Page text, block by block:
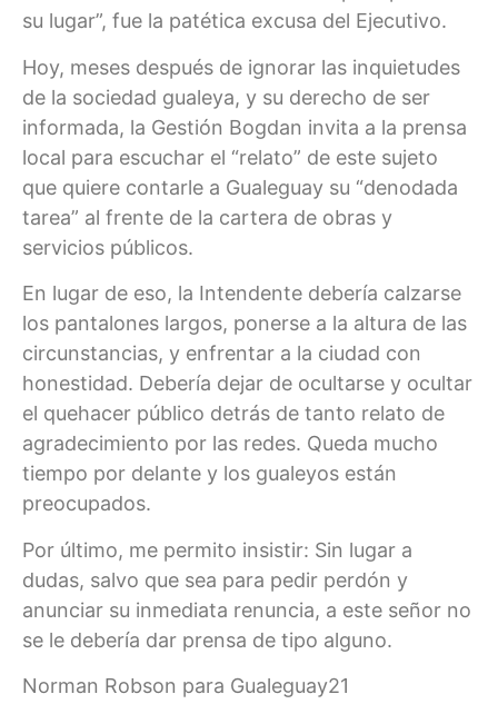
su lugar”, fue la patética excusa del Ejecutivo.
Hoy, meses después de ignorar las inquietudes
de la sociedad gualeya, y su derecho de ser
informada, la Gestión Bogdan invita a la prensa
local para escuchar el “relato” de este sujeto
que quiere contarle a Gualeguay su “denodada
tarea” al frente de la cartera de obras y
servicios públicos.
En lugar de eso, la Intendente debería calzarse
los pantalones largos, ponerse a la altura de las
circunstancias, y enfrentar a la ciudad con
honestidad. Debería dejar de ocultarse y ocultar
el quehacer público detrás de tanto relato de
agradecimiento por las redes. Queda mucho
tiempo por delante y los gualeyos están
preocupados.
Por último, me permito insistir: Sin lugar a
dudas, salvo que sea para pedir perdón y
anunciar su inmediata renuncia, a este señor no
se le debería dar prensa de tipo alguno.
Norman Robson para Gualeguay21